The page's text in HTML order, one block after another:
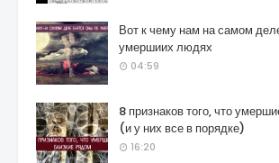
Вот к чему нам на самом
умершиих людях
04:59
8 признаков того, что
(и у них все в порядке)
16:20